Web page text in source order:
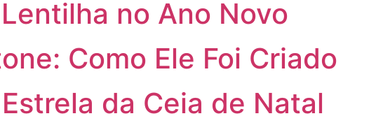
no Ano Novo
Como Ele Foi Criado
da Ceia de Natal